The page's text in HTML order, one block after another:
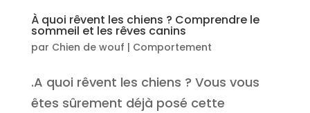
À quoi rêvent les chiens ? Comprendre le
sommeil et les rêves canins
par Chien de wouf | Comportement
.A quoi rêvent les chiens ? Vous vous
êtes sûrement déjà posé cette